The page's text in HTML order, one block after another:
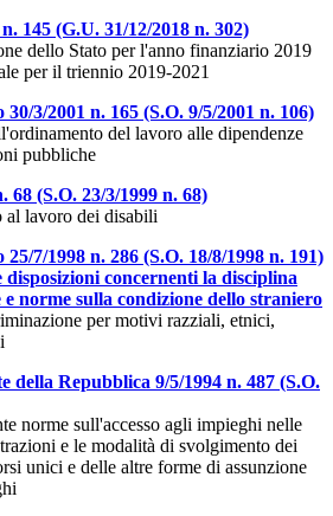
145 (G.U. 31/12/2018 n. 302)
dello Stato per l'anno finanziario 2019
per il triennio 2019-2021
3/2001 n. 165 (S.O. 9/5/2001 n. 106)
del lavoro alle dipendenze
pubbliche
68 (S.O. 23/3/1999 n. 68)
lavoro dei disabili
7/1998 n. 286 (S.O. 18/8/1998 n. 191)
disposizioni concernenti la disciplina
norme sulla condizione dello straniero
per motivi razziali, etnici,
della Repubblica 9/5/1994 n. 487 (S.O.
norme sull'accesso agli impieghi nelle
e le modalità di svolgimento dei
unici e delle altre forme di assunzione